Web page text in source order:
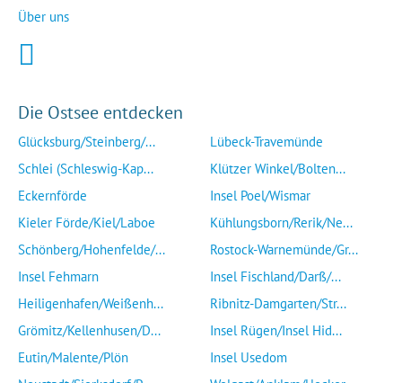
Über uns
Die Ostsee entdecken
Glücksburg/Steinberg/...
Schlei (Schleswig-Kap...
Eckernförde
Kieler Förde/Kiel/Laboe
Schönberg/Hohenfelde/...
Insel Fehmarn
Heiligenhafen/Weißenh...
Grömitz/Kellenhusen/D...
Eutin/Malente/Plön
Lübeck-Travemünde
Klützer Winkel/Bolten...
Insel Poel/Wismar
Kühlungsborn/Rerik/Ne...
Rostock-Warnemünde/Gr...
Insel Fischland/Darß/...
Ribnitz-Damgarten/Str...
Insel Rügen/Insel Hid...
Insel Usedom